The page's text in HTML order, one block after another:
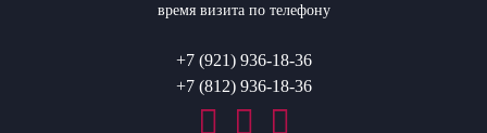
время визита по телефону
+7 (921) 936-18-36
+7 (812) 936-18-36